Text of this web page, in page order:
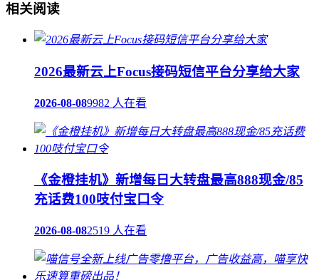
相关阅读
2026最新云上Focus接码短信平台分享给大家
2026-08-089982 人在看
《金橙挂机》新增每日大转盘最高888现金/85
充话费100吱付宝口令
2026-08-082519 人在看